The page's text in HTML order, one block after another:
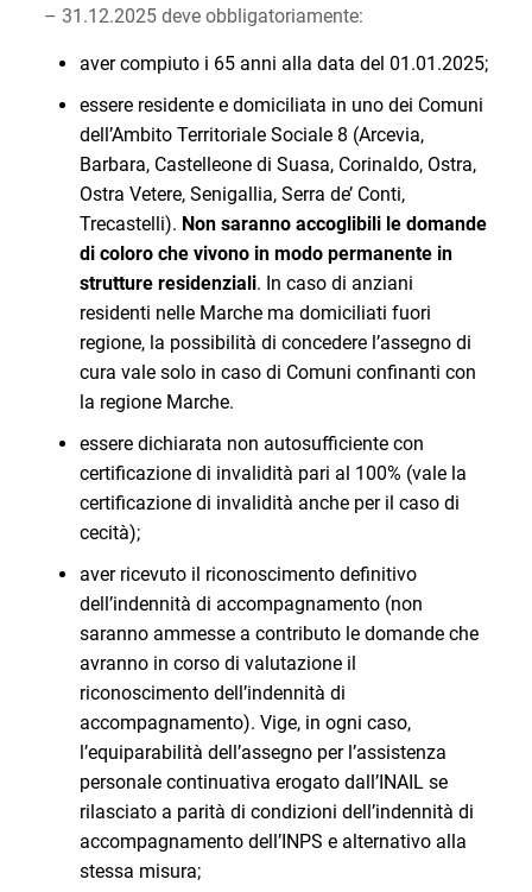
– 31.12.2025 deve obbligatoriamente:
aver compiuto i 65 anni alla data del 01.01.2025;
essere residente e domiciliata in uno dei Comuni
dell’Ambito Territoriale Sociale 8 (Arcevia,
Barbara, Castelleone di Suasa, Corinaldo, Ostra,
Ostra Vetere, Senigallia, Serra de’ Conti,
Trecastelli). Non saranno accoglibili le domande
di coloro che vivono in modo permanente in
strutture residenziali. In caso di anziani
residenti nelle Marche ma domiciliati fuori
regione, la possibilità di concedere l’assegno di
cura vale solo in caso di Comuni confinanti con
la regione Marche.
essere dichiarata non autosufficiente con
certificazione di invalidità pari al 100% (vale la
certificazione di invalidità anche per il caso di
cecità);
aver ricevuto il riconoscimento definitivo
dell’indennità di accompagnamento (non
saranno ammesse a contributo le domande che
avranno in corso di valutazione il
riconoscimento dell’indennità di
accompagnamento). Vige, in ogni caso,
l’equiparabilità dell’assegno per l’assistenza
personale continuativa erogato dall’INAIL se
rilasciato a parità di condizioni dell’indennità di
accompagnamento dell’INPS e alternativo alla
stessa misura;